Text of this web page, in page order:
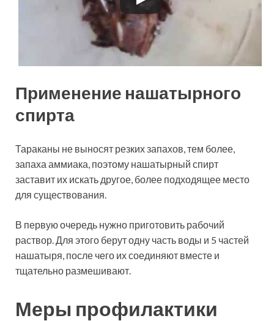
Применение нашатырного
спирта
Тараканы не выносят резких запахов, тем более,
запаха аммиака, поэтому нашатырный спирт
заставит их искать другое, более подходящее место
для существования.
В первую очередь нужно приготовить рабочий
раствор. Для этого берут одну часть воды и 5 частей
нашатыря, после чего их соединяют вместе и
тщательно размешивают.
Меры профилактики